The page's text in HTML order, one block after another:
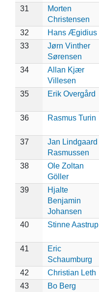
31
Morten
Christensen
32 Hans Ægidius
33
Jørn Vinther
Sørensen
34
Allan Kjær
Villesen
35 Erik Overgård
36 Rasmus Turin
37
Jan Lindgaard
Rasmussen
38
Ole Zoltan
Göller
39
Hjalte
Benjamin
Johansen
40 Stinne Aastrup
41
Eric
Schaumburg
42 Christian Leth
43
Bo Berg